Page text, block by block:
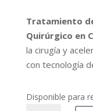
Tratamiento
Quirúrgico en
la cirugía y
con tecnología
Disponible para